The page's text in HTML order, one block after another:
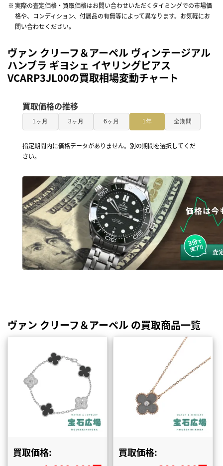
実際の査定価格・買取価格はお問い合わせいただくタイミングでの市場価
格や、コンディション、付属品の有無等によって異なります。お気軽にお
問い合わせください。
ヴァン クリーフ＆アーペル ヴィンテージアル
ハンブラ ギヨシェ イヤリングピアス
VCARP3JL00の買取相場変動チャート
買取価格の推移
1ヶ月 3ヶ月 6ヶ月 1年 全期間
指定期間内に価格データがありません。別の期間を選択してくだ
さい。
ヴァン クリーフ＆アーペル の買取商品一覧
買取価格: 買取価格: